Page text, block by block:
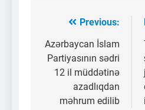
naviqasiyası
Previous:
Azərbaycan İslam
Partiyasının sədri
12 il müddətinə
azadlıqdan
məhrum edilib